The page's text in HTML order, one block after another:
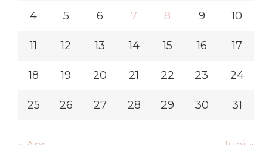
4 5 6 7 8 9 10
11 12 13 14 15 16 17
18 19 20 21 22 23 24
25 26 27 28 29 30 31